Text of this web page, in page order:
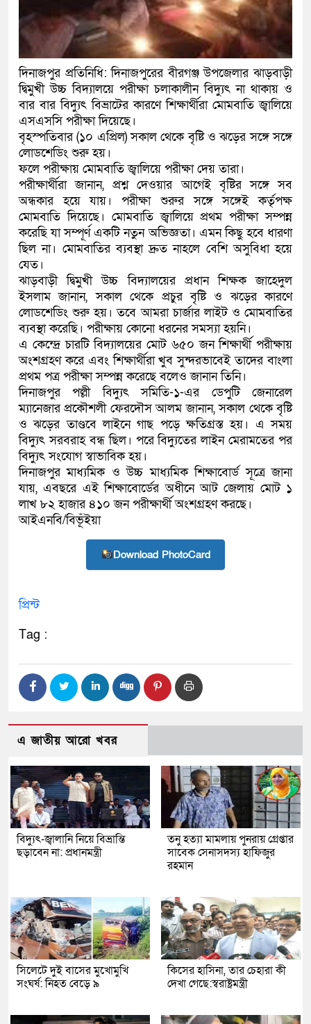
রাজধানীর দুই মেট্রো স্টেশনে
আদালতকে বলতে চাইলাম
লতিফ সিদ্দিকী
দিনাজপুর প্রতিনিধি: দিনাজপুরের বীরগঞ্জ উপজেলার ঝাড়বাড়ী
দ্বিমুখী উচ্চ বিদ্যালয়ে পরীক্ষা চলাকালীন বিদ্যুৎ না থাকায় ও
বার বার বিদ্যুৎ বিভ্রাটের কারণে শিক্ষার্থীরা মোমবাতি জ্বালিয়ে
এসএসসি পরীক্ষা দিয়েছে।
বৃহস্পতিবার (১০ এপ্রিল) সকাল থেকে বৃষ্টি ও ঝড়ের সঙ্গে সঙ্গে
লোডশেডিং শুরু হয়।
ফলে পরীক্ষায় মোমবাতি জ্বালিয়ে পরীক্ষা দেয় তারা।
পরীক্ষার্থীরা জানান, প্রশ্ন দেওয়ার আগেই বৃষ্টির সঙ্গে সব
অন্ধকার হয়ে যায়। পরীক্ষা শুরুর সঙ্গে সঙ্গেই কর্তৃপক্ষ
মোমবাতি দিয়েছে। মোমবাতি জ্বালিয়ে প্রথম পরীক্ষা সম্পন্ন
করেছি যা সম্পূর্ণ একটি নতুন অভিজ্ঞতা। এমন কিছু হবে ধারণা
ছিল না। মোমবাতির ব্যবস্থা দ্রুত নাহলে বেশি অসুবিধা হয়ে
যেত।
ঝাড়বাড়ী দ্বিমুখী উচ্চ বিদ্যালয়ের প্রধান শিক্ষক জাহেদুল
ইসলাম জানান, সকাল থেকে প্রচুর বৃষ্টি ও ঝড়ের কারণে
লোডশেডিং শুরু হয়। তবে আমরা চার্জার লাইট ও মোমবাতির
ব্যবস্থা করেছি। পরীক্ষায় কোনো ধরনের সমস্যা হয়নি।
এ কেন্দ্রে চারটি বিদ্যালয়ের মোট ৬৫০ জন শিক্ষার্থী পরীক্ষায়
অংশগ্রহণ করে এবং শিক্ষার্থীরা খুব সুন্দরভাবেই তাদের বাংলা
প্রথম পত্র পরীক্ষা সম্পন্ন করেছে বলেও জানান তিনি।
দিনাজপুর পল্লী বিদ্যুৎ সমিতি-১-এর ডেপুটি জেনারেল
ম্যানেজার প্রকৌশলী ফেরদৌস আলম জানান, সকাল থেকে বৃষ্টি
ও ঝড়ের তাণ্ডবে লাইনে গাছ পড়ে ক্ষতিগ্রস্ত হয়। এ সময়
বিদ্যুৎ সরবরাহ বন্ধ ছিল। পরে বিদ্যুতের লাইন মেরামতের পর
বিদ্যুৎ সংযোগ স্বাভাবিক হয়।
দিনাজপুর মাধ্যমিক ও উচ্চ মাধ্যমিক শিক্ষাবোর্ড সূত্রে জানা
যায়, এবছরে এই শিক্ষাবোর্ডের অধীনে আট জেলায় মোট ১
লাখ ৮২ হাজার ৪১০ জন পরীক্ষার্থী অংশগ্রহণ করছে।
আইএনবি/বিভূঁইয়া
Download PhotoCard
প্রিন্ট
Tag :
এ জাতীয় আরো খবর
বিদ্যুৎ-জ্বালানি নিয়ে বিভ্রান্তি
ছড়াবেন না: প্রধানমন্ত্রী
তনু হত্যা মামলায় পুনরায় গ্রেপ্তার
সাবেক সেনাসদস্য হাফিজুর
রহমান
সিলেটে দুই বাসের মুখোমুখি
সংঘর্ষ: নিহত বেড়ে ৯
কিসের হাসিনা, তার চেহারা কী
দেখা গেছে:স্বরাষ্ট্রমন্ত্রী